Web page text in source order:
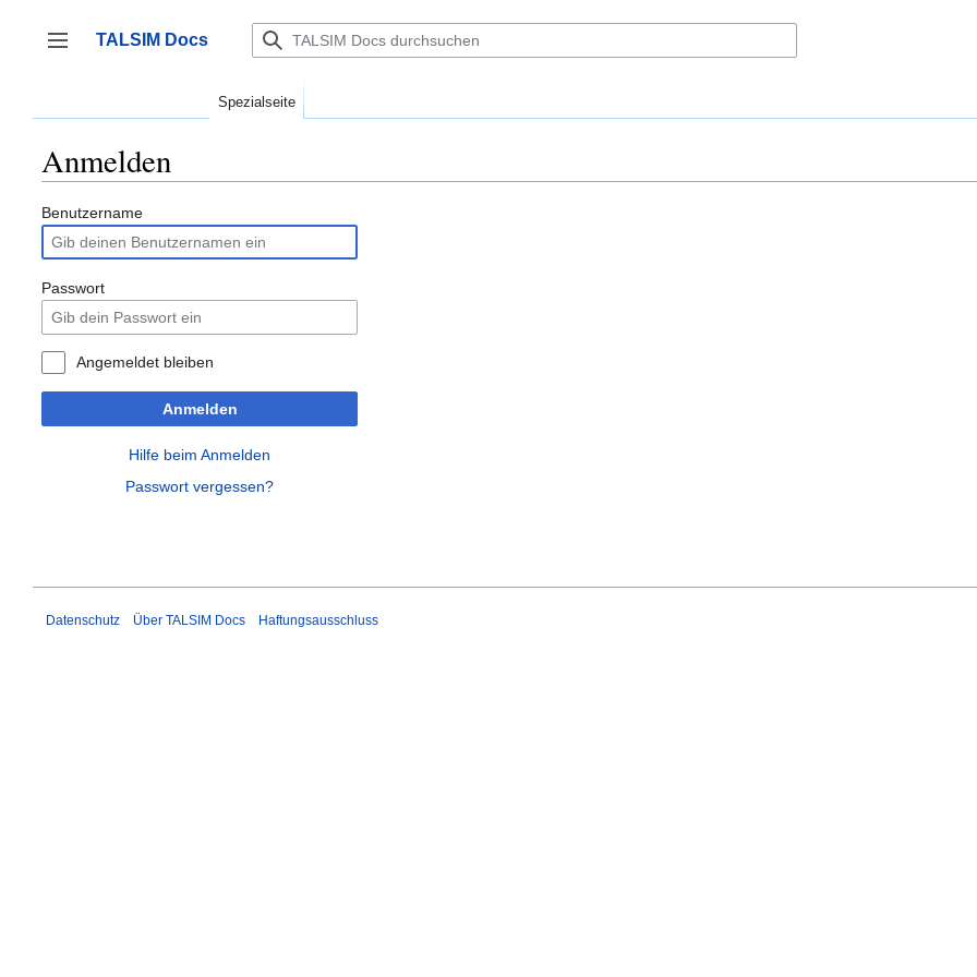
springen
Seitenleiste umschalten
TALSIM Docs
Spezialseite
Anmelden
Benutzername
Passwort
Angemeldet bleiben
Anmelden
Hilfe beim Anmelden
Passwort vergessen?
Datenschutz Über TALSIM Docs Haftungsausschluss